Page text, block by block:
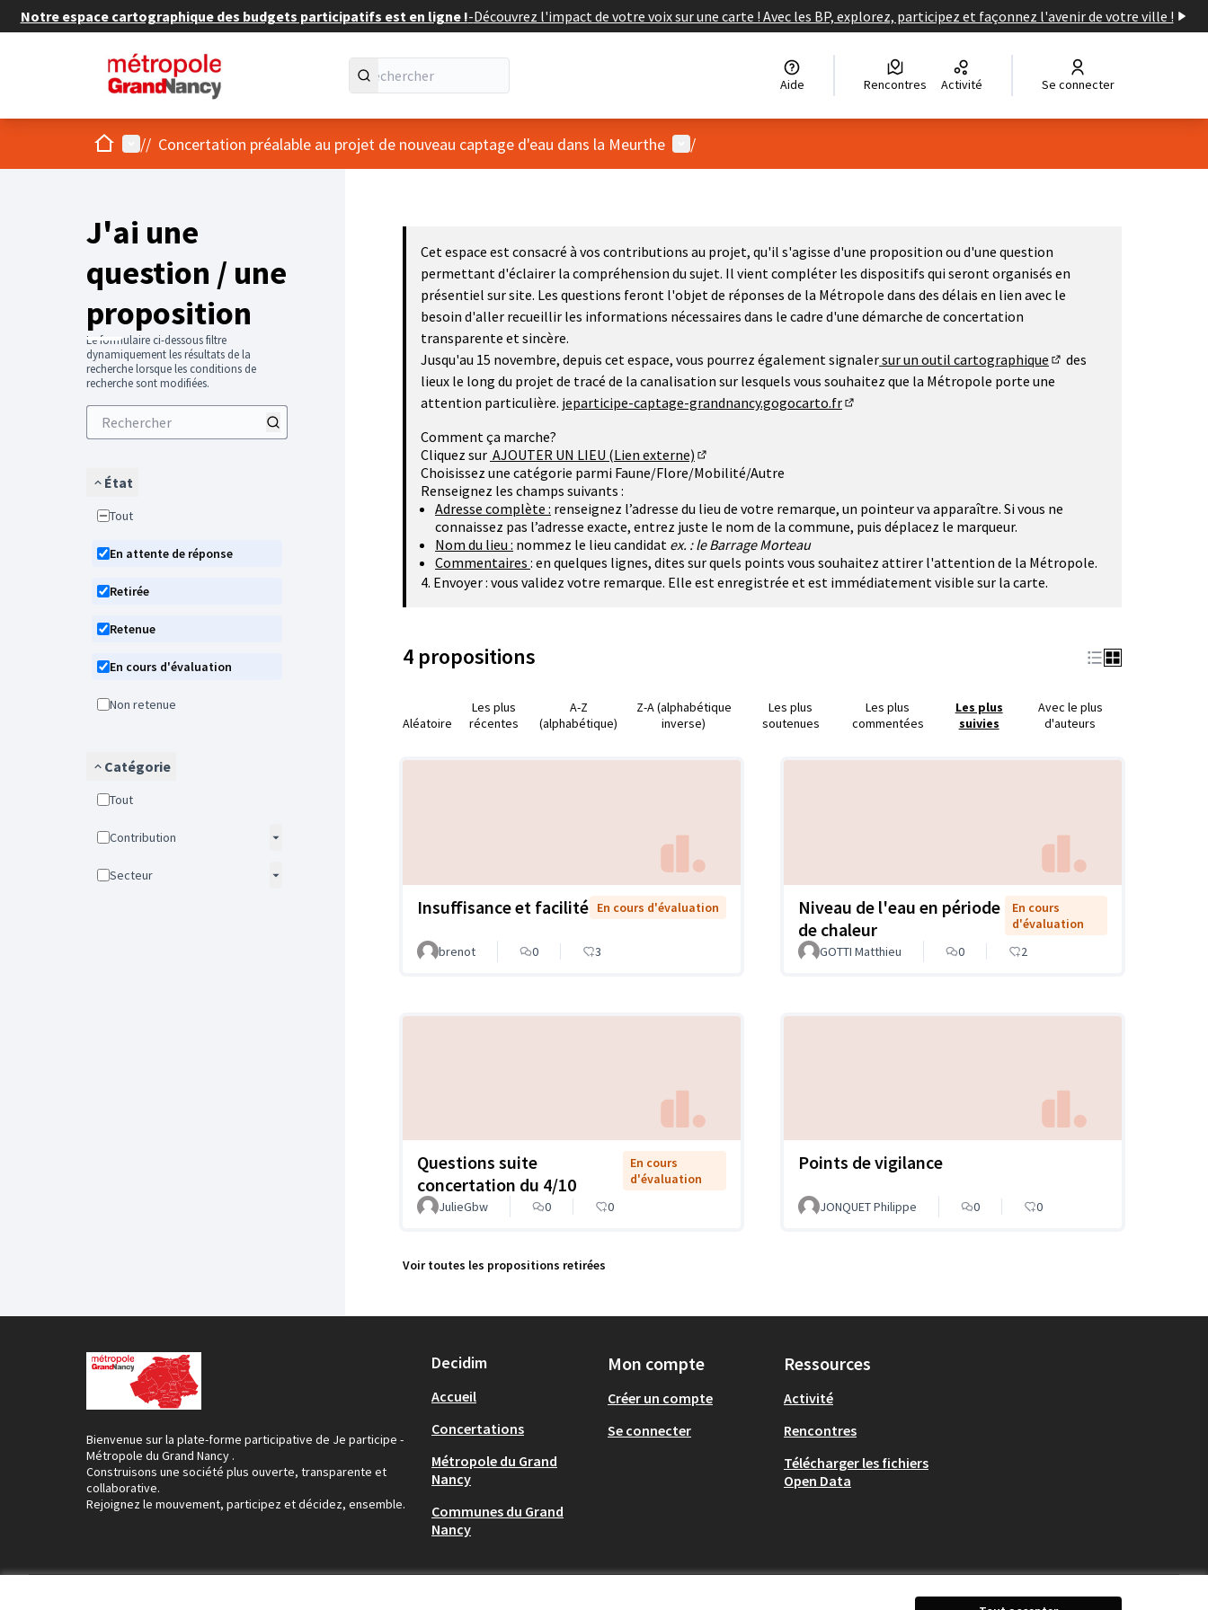
Notre espace cartographique des budgets participatifs est en ligne !-Découvrez l'impact de votre voix sur une carte ! Avec les BP, explorez, participez et façonnez l'avenir de votre ville !
Aide Rencontres Activité Se connecter
AccueilMenu principal
// Concertation préalable au projet de nouveau captage d'eau dans la Meurthe Menu utilisateur
/
J'ai une
question / une
proposition
Le formulaire ci-dessous filtre
dynamiquement les résultats de la
recherche lorsque les conditions de
recherche sont modifiées.
État
Tout
En attente de réponse
Retirée
Retenue
En cours d'évaluation
Non retenue
Catégorie
Tout
Contribution
Secteur
Cet espace est consacré à vos contributions au projet, qu'il s'agisse d'une proposition ou d'une question
permettant d'éclairer la compréhension du sujet. Il vient compléter les dispositifs qui seront organisés en
présentiel sur site. Les questions feront l'objet de réponses de la Métropole dans des délais en lien avec le
besoin d'aller recueillir les informations nécessaires dans le cadre d'une démarche de concertation
transparente et sincère.
Jusqu'au 15 novembre, depuis cet espace, vous pourrez également signalersur un outil cartographique
(Lien externe)
des
lieux le long du projet de tracé de la canalisation sur lesquels vous souhaitez que la Métropole porte une
attention particulière. jeparticipe-captage-grandnancy.gogocarto.fr
Comment ça marche?
Cliquez sur AJOUTER UN LIEU (Lien externe)
(Lien externe)
Choisissez une catégorie parmi Faune/Flore/Mobilité/Autre
Renseignez les champs suivants :
Adresse complète : renseignez l’adresse du lieu de votre remarque, un pointeur va apparaître. Si vous ne
connaissez pas l’adresse exacte, entrez juste le nom de la commune, puis déplacez le marqueur.
Nom du lieu : nommez le lieu candidat ex. : le Barrage Morteau
Commentaires : en quelques lignes, dites sur quels points vous souhaitez attirer l'attention de la Métropole.
4. Envoyer : vous validez votre remarque. Elle est enregistrée et est immédiatement visible sur la carte.
4 propositions
Aléatoire
Les plus
récentes
A-Z
(alphabétique)
Z-A (alphabétique
inverse)
Les plus
soutenues
Les plus
commentées
Les plus
suivies
Avec le plus
d'auteurs
Insuffisance et facilité En cours d'évaluation
brenot 0 3
Niveau de l'eau en période
de chaleur
En cours
d'évaluation
GOTTI Matthieu
0 2
Questions suite
concertation du 4/10
En cours
d'évaluation
JulieGbw
0 0
Points de vigilance
JONQUET Philippe 0 0
Voir toutes les propositions retirées
Bienvenue sur la plate-forme participative de Je participe -
Métropole du Grand Nancy .
Construisons une société plus ouverte, transparente et
collaborative.
Rejoignez le mouvement, participez et décidez, ensemble.
Decidim
Accueil
Concertations
Métropole du Grand
Nancy
Communes du Grand
Nancy
Mon compte
Créer un compte
Se connecter
Ressources
Activité
Rencontres
Télécharger les fichiers
Open Data